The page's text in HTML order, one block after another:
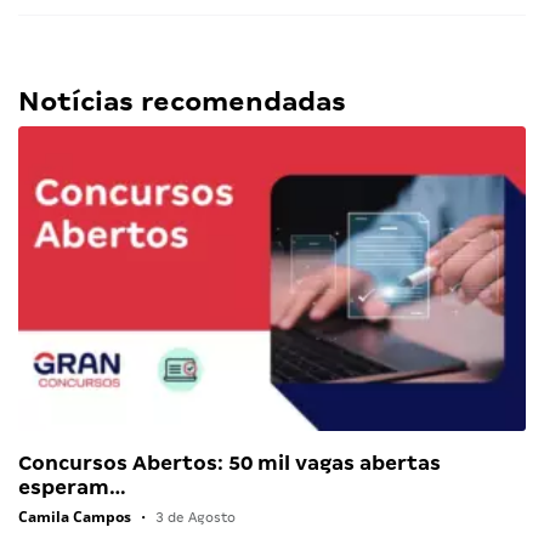
Notícias recomendadas
Concursos Abertos: 50 mil vagas abertas
esperam…
Camila Campos • 3 de Agosto